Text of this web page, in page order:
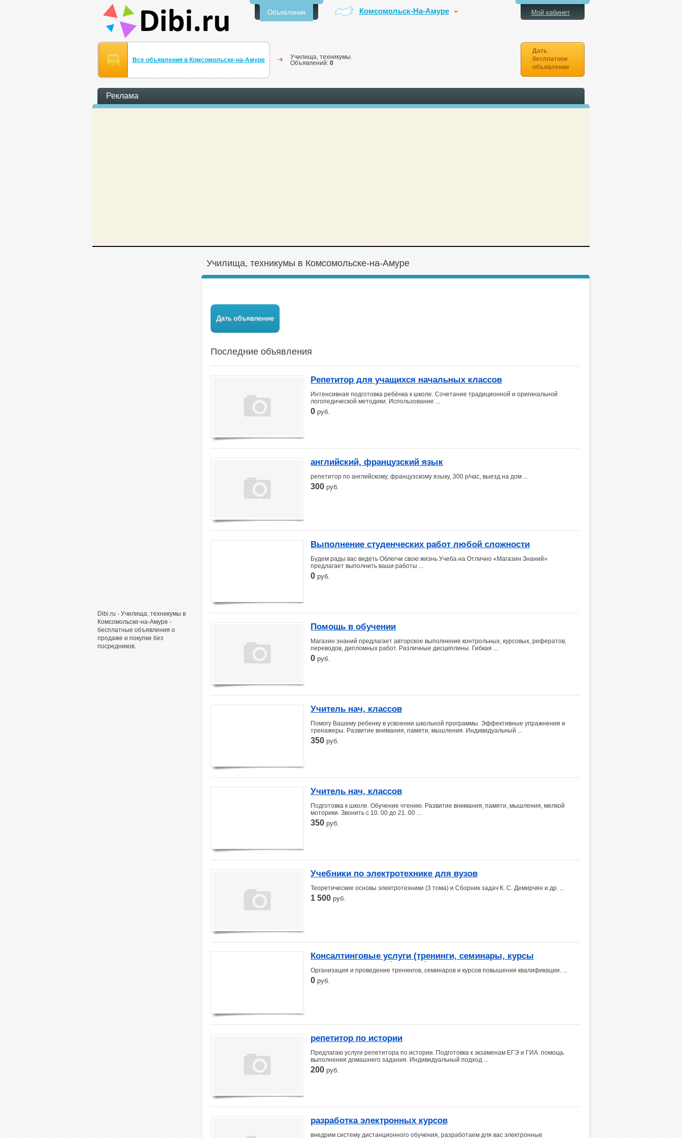
Объявления Комсомольск-На-Амуре
Все объявления в Комсомольске-на-Амуре
Училища, техникумы.
Объявлений: 0
Мой кабинет
Дать
бесплатное
объявление
Реклама
Dibi.ru - Училища, техникумы в
Комсомольске-на-Амуре -
бесплатные объявления о
продаже и покупке без
посредников.
Училища, техникумы в Комсомольске-на-Амуре
Дать объявление
Последние объявления
Репетитор для учащихся начальных классов
Интенсивная подготовка ребёнка к школе. Сочетание традиционной и оригинальной
логопедической методики. Использование ...
0 руб.
английский, французский язык
репетитор по английскому, французскому языку, 300 р/час, выезд на дом ...
300 руб.
Выполнение студенческих работ любой сложности
Будем рады вас видеть Облегчи свою жизнь Учеба на Отлично «Магазин Знаний»
предлагает выполнить ваши работы ...
0 руб.
Помощь в обучении
Магазин знаний предлагает авторское выполнение контрольных, курсовых, рефератов,
переводов, дипломных работ. Различные дисциплины. Гибкая ...
0 руб.
Учитель нач, классов
Помогу Вашему ребенку в усвоении школьной программы. Эффективные упражнения и
тренажеры. Развитие внимания, памяти, мышления. Индивидуальный ...
350 руб.
Учитель нач, классов
Подготовка к школе. Обучение чтению. Развитие внимания, памяти, мышления, мелкой
моторики. Звонить с 10. 00 до 21. 00 ...
350 руб.
Учебники по электротехнике для вузов
Теоретические основы электротехники (3 тома) и Сборник задач К. С. Демирчян и др. ...
1 500 руб.
Консалтинговые услуги (тренинги, семинары, курсы
повышения квалификации)
Организация и проведение тренингов, семинаров и курсов повышения квалификации. ...
0 руб.
репетитор по истории
Предлагаю услуги репетитора по истории. Подготовка к экзаменам ЕГЭ и ГИА. помощь
выполнения домашнего задания. Индивидуальный подход ...
200 руб.
разработка электронных курсов
внедрим систему дистанционного обучения, разработаем для вас электронные